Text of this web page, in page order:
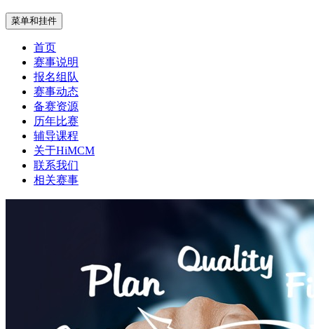
菜单和挂件
首页
赛事说明
报名组队
赛事动态
备赛资源
历年比赛
辅导课程
关于HiMCM
联系我们
相关赛事